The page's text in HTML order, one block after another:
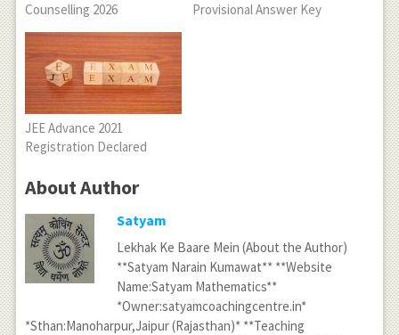
Counselling 2026
Provisional Answer Key
JEE Advance 2021
Registration Declared
About Author
Satyam
Lekhak Ke Baare Mein (About the Author)
**Satyam Narain Kumawat** **Website
Name:Satyam Mathematics**
*Owner:satyamcoachingcentre.in*
*Sthan:Manoharpur,Jaipur (Rajasthan)* **Teaching